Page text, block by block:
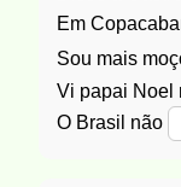
Em
Sou mais
Vi papai Noel
O Brasil não